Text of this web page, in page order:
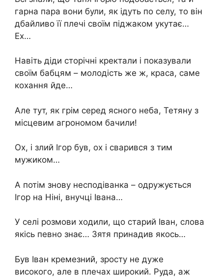
гарна пара вони були, як ідуть по селу, то він
дбайливо її плечі своїм піджаком укутає…
Ех…
Навіть діди сторічні кректали і показували
своїм бабцям – молодість же ж, краса, саме
кохання йде…
Але тут, як грім серед ясного неба, Тетяну з
місцевим агрономом бачили!
Ох, і злий Ігор був, ох і сварився з тим
мужиком…
А потім знову несподіванка – одружується
Ігор на Ніні, внучці Івана…
У селі розмови ходили, що старий Іван, слова
якісь певно знає… Зятя принадив якось…
Був Іван кремезний, зросту не дуже
високого, але в плечах широкий. Руда, аж